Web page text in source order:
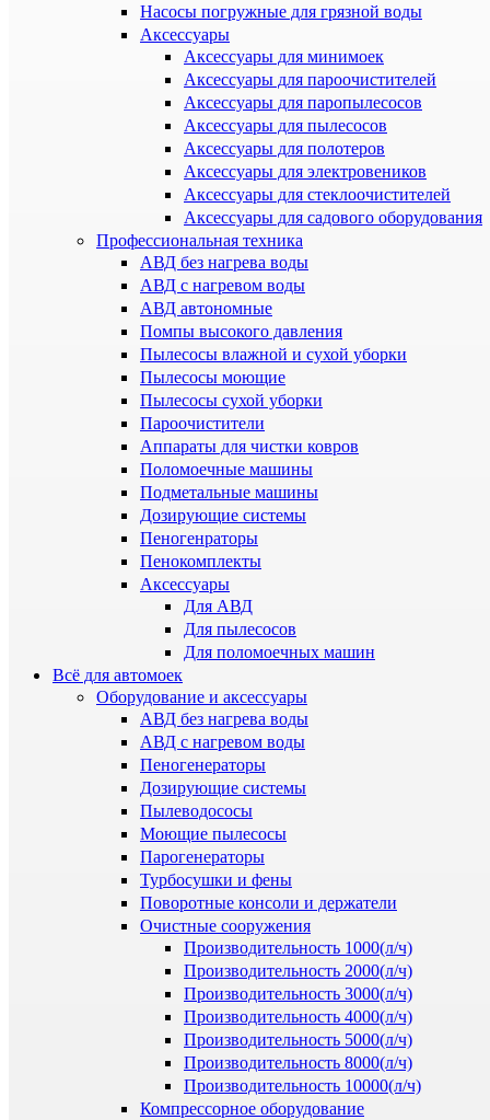
Насосы погружные для грязной воды
Аксессуары
Аксессуары для минимоек
Аксессуары для пароочистителей
Аксессуары для паропылесосов
Аксессуары для пылесосов
Аксессуары для полотеров
Аксессуары для электровеников
Аксессуары для стеклоочистителей
Аксессуары для садового оборудования
Профессиональная техника
АВД без нагрева воды
АВД с нагревом воды
АВД автономные
Помпы высокого давления
Пылесосы влажной и сухой уборки
Пылесосы моющие
Пылесосы сухой уборки
Пароочистители
Аппараты для чистки ковров
Поломоечные машины
Подметальные машины
Дозирующие системы
Пеногенраторы
Пенокомплекты
Аксессуары
Для АВД
Для пылесосов
Для поломоечных машин
Всё для автомоек
Оборудование и аксессуары
АВД без нагрева воды
АВД с нагревом воды
Пеногенераторы
Дозирующие системы
Пылеводососы
Моющие пылесосы
Парогенераторы
Турбосушки и фены
Поворотные консоли и держатели
Очистные сооружения
Производительность 1000(л/ч)
Производительность 2000(л/ч)
Производительность 3000(л/ч)
Производительность 4000(л/ч)
Производительность 5000(л/ч)
Производительность 8000(л/ч)
Производительность 10000(л/ч)
Компрессорное оборудование